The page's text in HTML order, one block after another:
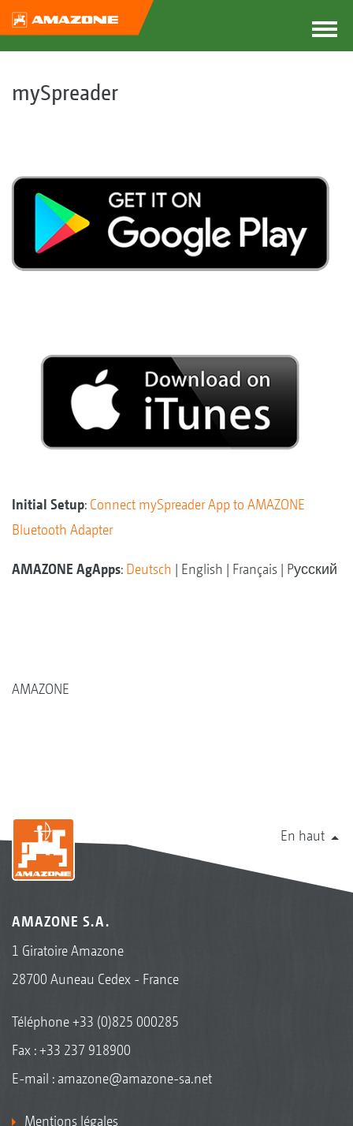
mySpreader
Initial Setup: Connect mySpreader App to AMAZONE
Bluetooth Adapter
AMAZONE AgApps: Deutsch | English | Français | Pусский
AMAZONE
En haut
AMAZONE S.A.
1 Giratoire Amazone
28700 Auneau Cedex - France
Téléphone+33 (0)825 000285
Fax : +33 237 918900
E-mail : amazone@amazone-sa.net
Mentions légales